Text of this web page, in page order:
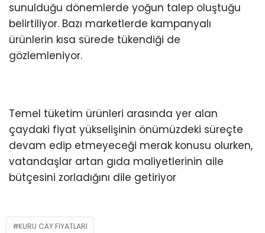
sunulduğu dönemlerde yoğun talep oluştuğu
belirtiliyor. Bazı marketlerde kampanyalı
ürünlerin kısa sürede tükendiği de
gözlemleniyor.
Temel tüketim ürünleri arasında yer alan
çaydaki fiyat yükselişinin önümüzdeki süreçte
devam edip etmeyeceği merak konusu olurken,
vatandaşlar artan gıda maliyetlerinin aile
bütçesini zorladığını dile getiriyor
KURU CAY FIYATLARI